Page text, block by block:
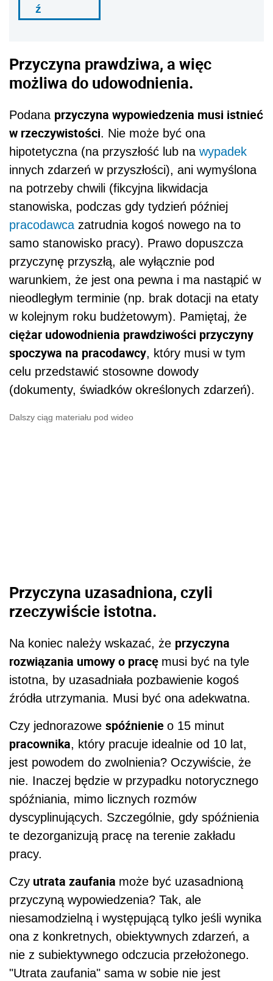
ź
Przyczyna prawdziwa, a więc
możliwa do udowodnienia.
Podana przyczyna wypowiedzenia musi istnieć
w rzeczywistości. Nie może być ona
hipotetyczna (na przyszłość lub na wypadek
innych zdarzeń w przyszłości), ani wymyślona
na potrzeby chwili (fikcyjna likwidacja
stanowiska, podczas gdy tydzień później
pracodawca zatrudnia kogoś nowego na to
samo stanowisko pracy). Prawo dopuszcza
przyczynę przyszłą, ale wyłącznie pod
warunkiem, że jest ona pewna i ma nastąpić w
nieodległym terminie (np. brak dotacji na etaty
w kolejnym roku budżetowym). Pamiętaj, że
ciężar udowodnienia prawdziwości przyczyny
spoczywa na pracodawcy, który musi w tym
celu przedstawić stosowne dowody
(dokumenty, świadków określonych zdarzeń).
Dalszy ciąg materiału pod wideo
Przyczyna uzasadniona, czyli
rzeczywiście istotna.
Na koniec należy wskazać, że przyczyna
rozwiązania umowy o pracę musi być na tyle
istotna, by uzasadniała pozbawienie kogoś
źródła utrzymania. Musi być ona adekwatna.
Czy jednorazowe spóźnienie o 15 minut
pracownika, który pracuje idealnie od 10 lat,
jest powodem do zwolnienia? Oczywiście, że
nie. Inaczej będzie w przypadku notorycznego
spóźniania, mimo licznych rozmów
dyscyplinujących. Szczególnie, gdy spóźnienia
te dezorganizują pracę na terenie zakładu
pracy.
Czy utrata zaufania może być uzasadnioną
przyczyną wypowiedzenia? Tak, ale
niesamodzielną i występującą tylko jeśli wynika
ona z konkretnych, obiektywnych zdarzeń, a
nie z subiektywnego odczucia przełożonego.
"Utrata zaufania" sama w sobie nie jest